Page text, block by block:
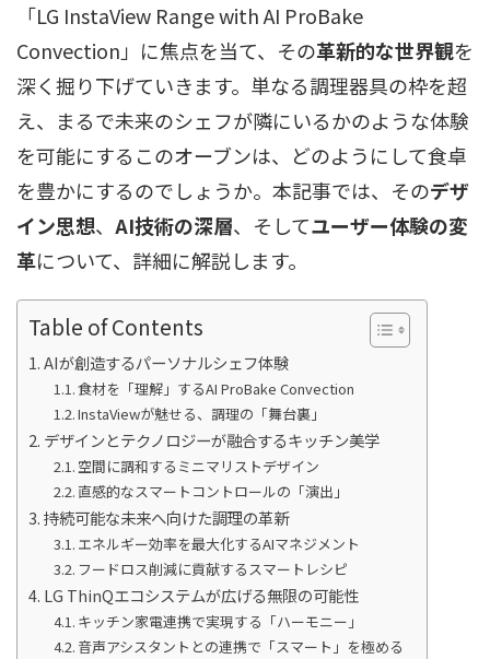
「LG InstaView Range with AI ProBake
Convection」に焦点を当て、その革新的な世界観を
深く掘り下げていきます。単なる調理器具の枠を超
え、まるで未来のシェフが隣にいるかのような体験
を可能にするこのオーブンは、どのようにして食卓
を豊かにするのでしょうか。本記事では、そのデザ
イン思想、 AI技術の深層、そしてユーザー体験の変
革について、詳細に解説します。
Table of Contents
AIが創造するパーソナルシェフ体験
食材を「理解」するAI ProBake Convection
InstaViewが魅せる、調理の「舞台裏」
デザインとテクノロジーが融合するキッチン美学
空間に調和するミニマリストデザイン
直感的なスマートコントロールの「演出」
持続可能な未来へ向けた調理の革新
エネルギー効率を最大化するAIマネジメント
フードロス削減に貢献するスマートレシピ
LG ThinQエコシステムが広げる無限の可能性
キッチン家電連携で実現する「ハーモニー」
音声アシスタントとの連携で「スマート」を極める